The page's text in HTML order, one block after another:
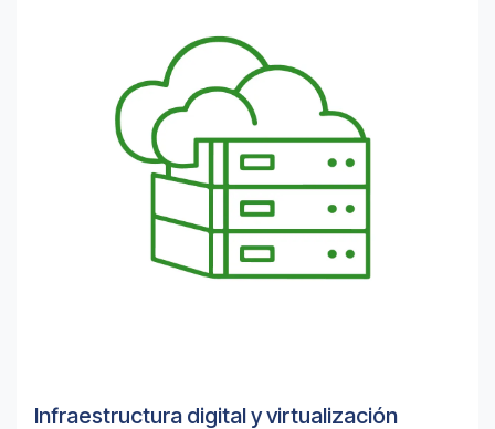
Infraestructura digital y virtualización